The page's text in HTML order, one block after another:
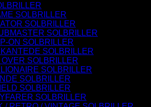
SOLBRILLER
SOLBRILLER
SOLBRILLER
ON SOLBRILLER
SOLBRILLER
OVER SOLBRILLER
SOLBRILLER
SOLBRILLER
SOLBRILLER
SOLBRILLER